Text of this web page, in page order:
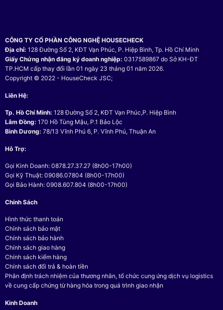
CÔNG TY CỔ PHẦN CÔNG NGHỆ HOUSECHECK
Địa chỉ: 128 Đường Số 2, KĐT Vạn Phúc, P. Hiệp Bình, Tp. Hồ Chí Minh
Giấy Chứng nhận đăng ký doanh nghiệp: 0317589867 do Sở KH-ĐT
TP.HCM cấp thay đổi lần 01 ngày 23 tháng 01 năm 2026.
Copyright © 2022 - HouseCheck JSC;
Liên Hệ:
Tp. Hồ Chí Minh: 128 Đường Số 2, KĐT Vạn Phúc,P. Hiệp Bình
Lâm Đồng: 170 Hồ Tùng Mậu, P.1 Bảo Lộc
Bình Dương: 78/13 Vĩnh Phú 6, P. Vĩnh Phú, Thuận An
Hỗ Trợ:
Gọi Kinh Doanh: 0878.27.37.27 (8h00-17h00)
Gọi Kỹ Thuật: 09086.07804 (8h00-17h00)
Gọi Bảo Hành: 0908.607.804 (8h00-17h00)
Chính Sách
Hình thức thanh toán
Chính sách bảo mật
Chính sách bảo hành
Chính sách giao hàng
Chính sách kiểm hàng
Chính sách đổi trả & hoàn tiền
Phân định trách nhiệm của thương nhân, tổ chức cung ứng dịch vụ logistics
về cung cấp chứng từ hàng hóa trong quá trình giao nhận
Kinh Doanh